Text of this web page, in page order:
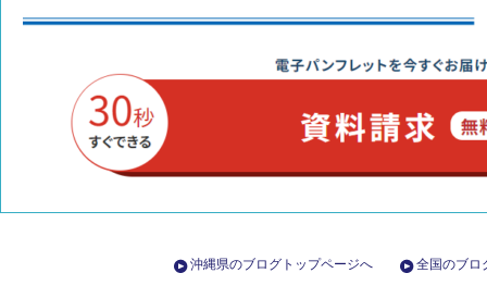
沖縄県のブログトップページへ 全国のブロ